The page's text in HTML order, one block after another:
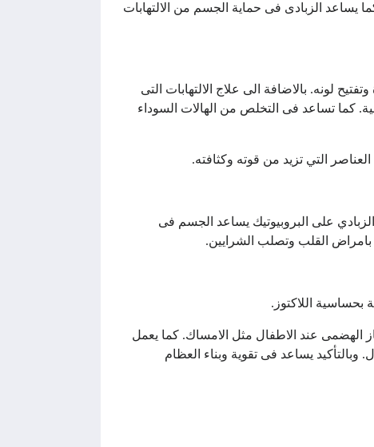
يساعد الزبادى فى حماية الجسم من الالتهابات
لونه. بالاضافة الى علاج الالتهابات التى
كما تساعد فى التخلص من الهالات السوداء
التي تزيد من قوته وكثافته.
على البروبيوتيك يساعد الجسم فى
القلب وتصلب الشرايين.
الهضمى عند الاطفال مثل الامساك. كما يعمل
وبالتأكيد يساعد فى تقوية وبناء العظام